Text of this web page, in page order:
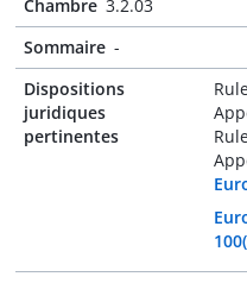
Chambre 3.2.03
Sommaire -
Dispositions
juridiques
pertinentes